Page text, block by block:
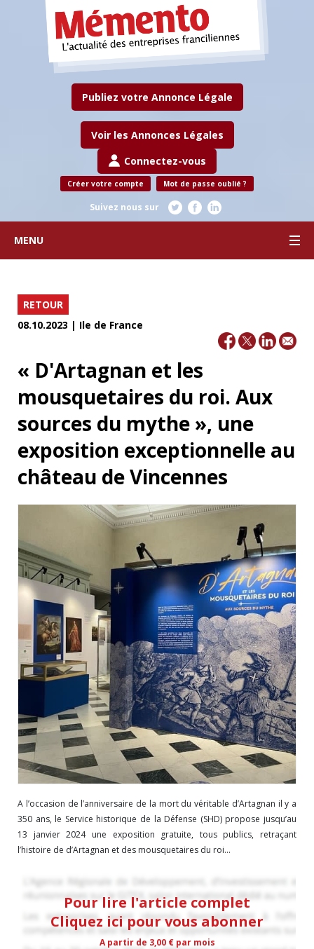
Publiez votre Annonce Légale
Voir les Annonces Légales
Connectez-vous
Créer votre compte Mot de passe oublié ?
Suivez nous sur
MENU
RETOUR
08.10.2023 | Ile de France
« D'Artagnan et les
mousquetaires du roi. Aux
sources du mythe », une
exposition exceptionnelle au
château de Vincennes
A l’occasion de l’anniversaire de la mort du véritable d’Artagnan il y a
350 ans, le Service historique de la Défense (SHD) propose jusqu’au
13 janvier 2024 une exposition gratuite, tous publics, retraçant
l’histoire de d’Artagnan et des mousquetaires du roi...
Pour lire l'article complet
Cliquez ici pour vous abonner
A partir de 3,00 € par mois